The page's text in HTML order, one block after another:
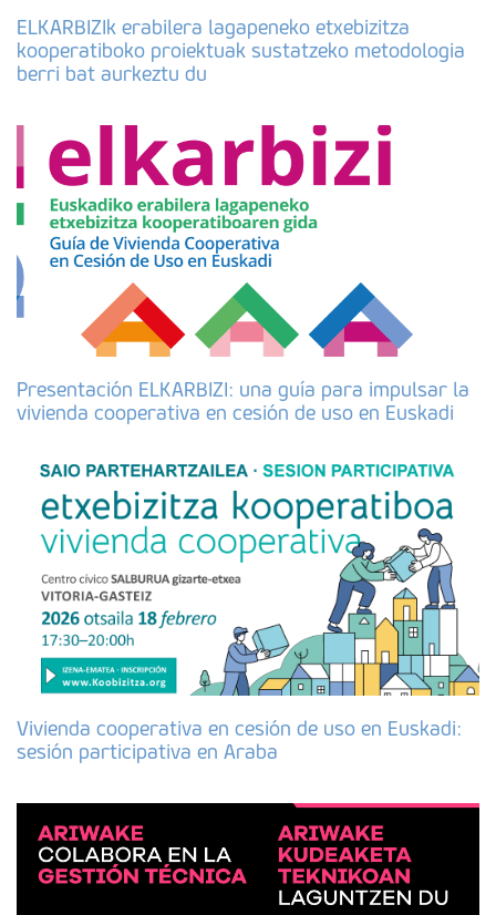
ELKARBIZIk erabilera lagapeneko etxebizitza
kooperatiboko proiektuak sustatzeko metodologia
berri bat aurkeztu du
Presentación ELKARBIZI: una guía para impulsar la
vivienda cooperativa en cesión de uso en Euskadi
Vivienda cooperativa en cesión de uso en Euskadi:
sesión participativa en Araba